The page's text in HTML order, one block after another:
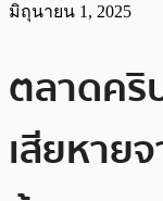
มิถุนายน 1, 2025
ตลาดคริ
เสียหาย